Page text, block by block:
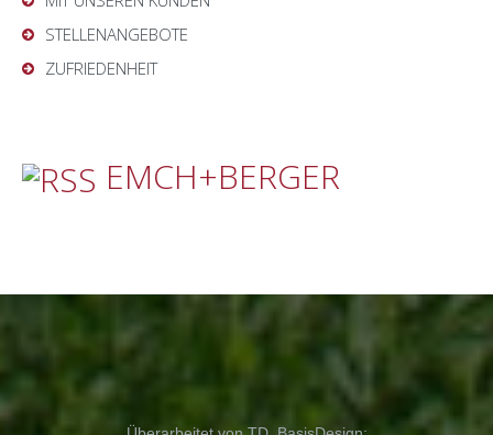
STELLENANGEBOTE
ZUFRIEDENHEIT
EMCH+BERGER